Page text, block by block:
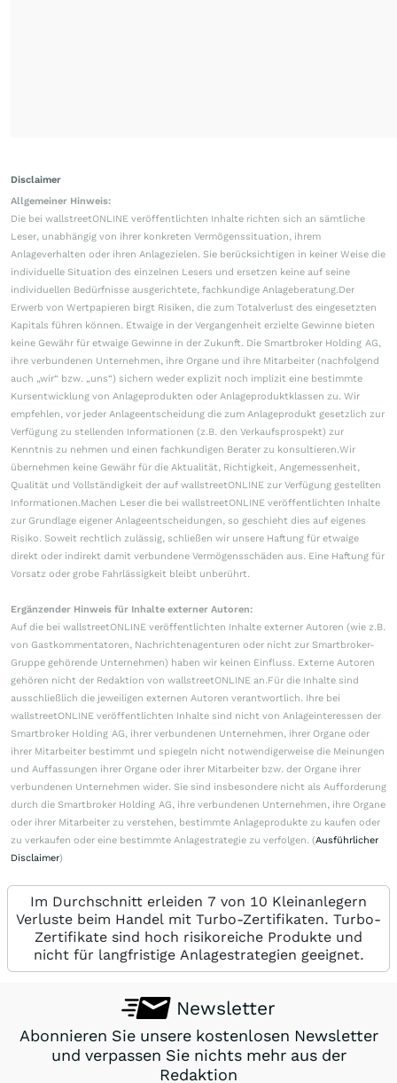
Disclaimer
Allgemeiner Hinweis:
Die bei wallstreetONLINE veröffentlichten Inhalte richten sich an sämtliche
Leser, unabhängig von ihrer konkreten Vermögenssituation, ihrem
Anlageverhalten oder ihren Anlagezielen. Sie berücksichtigen in keiner Weise die
individuelle Situation des einzelnen Lesers und ersetzen keine auf seine
individuellen Bedürfnisse ausgerichtete, fachkundige Anlageberatung.Der
Erwerb von Wertpapieren birgt Risiken, die zum Totalverlust des eingesetzten
Kapitals führen können. Etwaige in der Vergangenheit erzielte Gewinne bieten
keine Gewähr für etwaige Gewinne in der Zukunft. Die Smartbroker Holding AG,
ihre verbundenen Unternehmen, ihre Organe und ihre Mitarbeiter (nachfolgend
auch „wir“ bzw. „uns“) sichern weder explizit noch implizit eine bestimmte
Kursentwicklung von Anlageprodukten oder Anlageproduktklassen zu. Wir
empfehlen, vor jeder Anlageentscheidung die zum Anlageprodukt gesetzlich zur
Verfügung zu stellenden Informationen (z.B. den Verkaufsprospekt) zur
Kenntnis zu nehmen und einen fachkundigen Berater zu konsultieren.Wir
übernehmen keine Gewähr für die Aktualität, Richtigkeit, Angemessenheit,
Qualität und Vollständigkeit der auf wallstreetONLINE zur Verfügung gestellten
Informationen.Machen Leser die bei wallstreetONLINE veröffentlichten Inhalte
zur Grundlage eigener Anlageentscheidungen, so geschieht dies auf eigenes
Risiko. Soweit rechtlich zulässig, schließen wir unsere Haftung für etwaige
direkt oder indirekt damit verbundene Vermögensschäden aus. Eine Haftung für
Vorsatz oder grobe Fahrlässigkeit bleibt unberührt.
Ergänzender Hinweis für Inhalte externer Autoren:
Auf die bei wallstreetONLINE veröffentlichten Inhalte externer Autoren (wie z.B.
von Gastkommentatoren, Nachrichtenagenturen oder nicht zur Smartbroker-
Gruppe gehörende Unternehmen) haben wir keinen Einfluss. Externe Autoren
gehören nicht der Redaktion von wallstreetONLINE an.Für die Inhalte sind
ausschließlich die jeweiligen externen Autoren verantwortlich. Ihre bei
wallstreetONLINE veröffentlichten Inhalte sind nicht von Anlageinteressen der
Smartbroker Holding AG, ihrer verbundenen Unternehmen, ihrer Organe oder
ihrer Mitarbeiter bestimmt und spiegeln nicht notwendigerweise die Meinungen
und Auffassungen ihrer Organe oder ihrer Mitarbeiter bzw. der Organe ihrer
verbundenen Unternehmen wider. Sie sind insbesondere nicht als Aufforderung
durch die Smartbroker Holding AG, ihre verbundenen Unternehmen, ihre Organe
oder ihrer Mitarbeiter zu verstehen, bestimmte Anlageprodukte zu kaufen oder
zu verkaufen oder eine bestimmte Anlagestrategie zu verfolgen. (Ausführlicher
Disclaimer)
Im Durchschnitt erleiden 7 von 10 Kleinanlegern
Verluste beim Handel mit Turbo-Zertifikaten. Turbo-
Zertifikate sind hoch risikoreiche Produkte und
nicht für langfristige Anlagestrategien geeignet.
Newsletter
Abonnieren Sie unsere kostenlosen Newsletter
und verpassen Sie nichts mehr aus der
Redaktion